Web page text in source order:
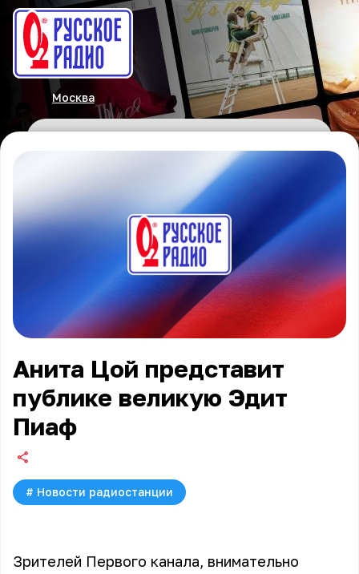
Москва
Анита Цой представит
публике великую Эдит
Пиаф
# Новости радиостанции
Зрителей Первого канала, внимательно